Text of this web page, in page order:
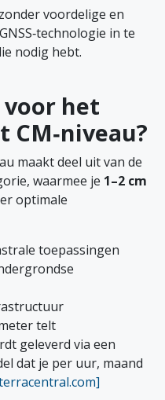
voordelige en
in te
nodig hebt.
het
CM‑niveau?
maakt deel uit van de
waarmee je 1–2 cm
optimale
toepassingen
telt
geleverd via een
dat je per uur, maand